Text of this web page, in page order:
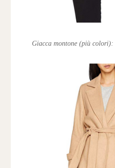
Giacca montone (più colori):